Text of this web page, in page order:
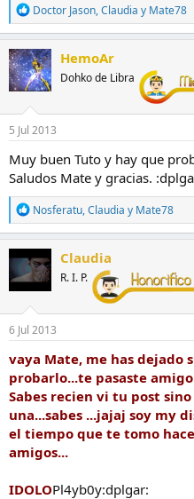
R
e
a
c
c
i
o
n
s
Doctor Jason,Claudia y Mate78
HemoAr
Dohko de Libra
5 Jul 2013
Muy buen Tuto y hay que
Saludos Mate y gracias.
R
e
a
c
c
i
o
n
s
Nosferatu,Claudia y Mate78
Claudia
R. I. P.
6 Jul 2013
vaya Mate, me has dejado
probarlo...te pasaste
Sabes recien vi tu post
una...sabes ...jajaj soy my
el tiempo que te tomo
amigos...
IDOLOPl4yb0y:dplgar: